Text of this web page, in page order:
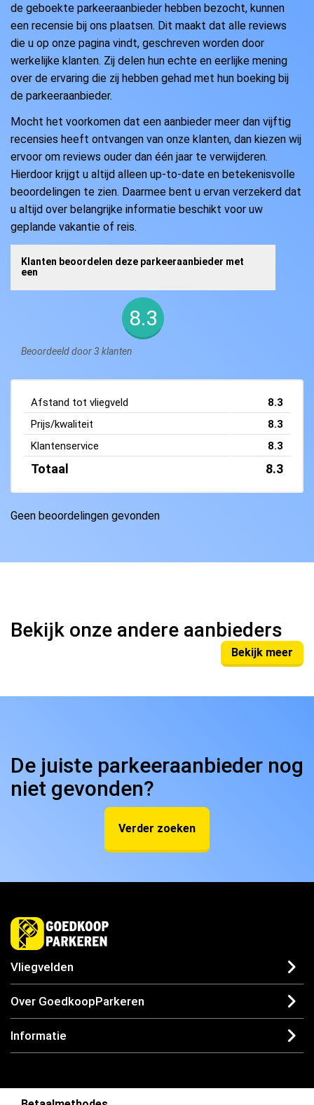
de geboekte parkeeraanbieder hebben bezocht, kunnen
een recensie bij ons plaatsen. Dit maakt dat alle reviews
die u op onze pagina vindt, geschreven worden door
werkelijke klanten. Zij delen hun echte en eerlijke mening
over de ervaring die zij hebben gehad met hun boeking bij
de parkeeraanbieder.
Mocht het voorkomen dat een aanbieder meer dan vijftig
recensies heeft ontvangen van onze klanten, dan kiezen wij
ervoor om reviews ouder dan één jaar te verwijderen.
Hierdoor krijgt u altijd alleen up-to-date en betekenisvolle
beoordelingen te zien. Daarmee bent u ervan verzekerd dat
u altijd over belangrijke informatie beschikt voor uw
geplande vakantie of reis.
Klanten beoordelen deze parkeeraanbieder met
een
8.3
Beoordeeld door 3 klanten
Afstand tot vliegveld
8.3
Prijs/kwaliteit
8.3
Klantenservice
8.3
Totaal 8.3
Geen beoordelingen gevonden
Bekijk onze andere aanbieders
Bekijk meer
De juiste parkeeraanbieder nog
niet gevonden?
Verder zoeken
Vliegvelden
Over GoedkoopParkeren
Informatie